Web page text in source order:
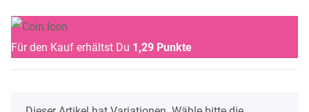
Für den Kauf erhältst Du 1,29 Punkte